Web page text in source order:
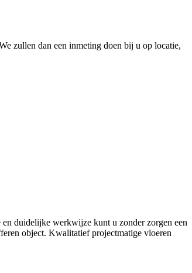
zullen dan een inmeting doen bij u op locatie,
duidelijke werkwijze kunt u zonder zorgen een
object. Kwalitatief projectmatige vloeren